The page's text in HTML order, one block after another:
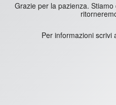
Grazie per la pazienza.
Per informazioni scrivi